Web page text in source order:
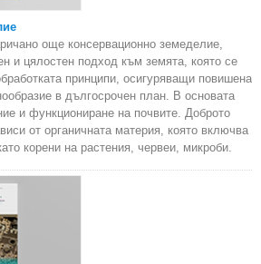
още консервационно земеделие,
и цялостен подход към земята, която се
принципи, осигуряващи повишена
в дългосрочен план. В основата
и функциониране на почвите. Доброто
от органичната материя, която включва
корени на растения, червеи, микроби.